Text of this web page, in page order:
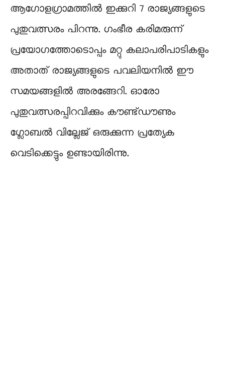
ആഗോളഗ്രാമത്തിൽ ഇക്കുറി 7 രാജ്യങ്ങളുടെ
പുതുവത്സരം പിറന്നു. ഗംഭീര കരിമരുന്ന്
പ്രയോഗത്തോടൊപ്പം മറ്റു കലാപരിപാടികളും
അതാത് രാജ്യങ്ങളുടെ പവലിയനിൽ ഈ
സമയങ്ങളിൽ അരങ്ങേറി. ഓരോ
പുതുവത്സരപ്പിറവിക്കും കൗണ്ട്ഡൗണും
ഗ്ലോബൽ വില്ലേജ് ഒരുക്കുന്ന പ്രത്യേക
വെടിക്കെട്ടും ഉണ്ടായിരിന്നു.